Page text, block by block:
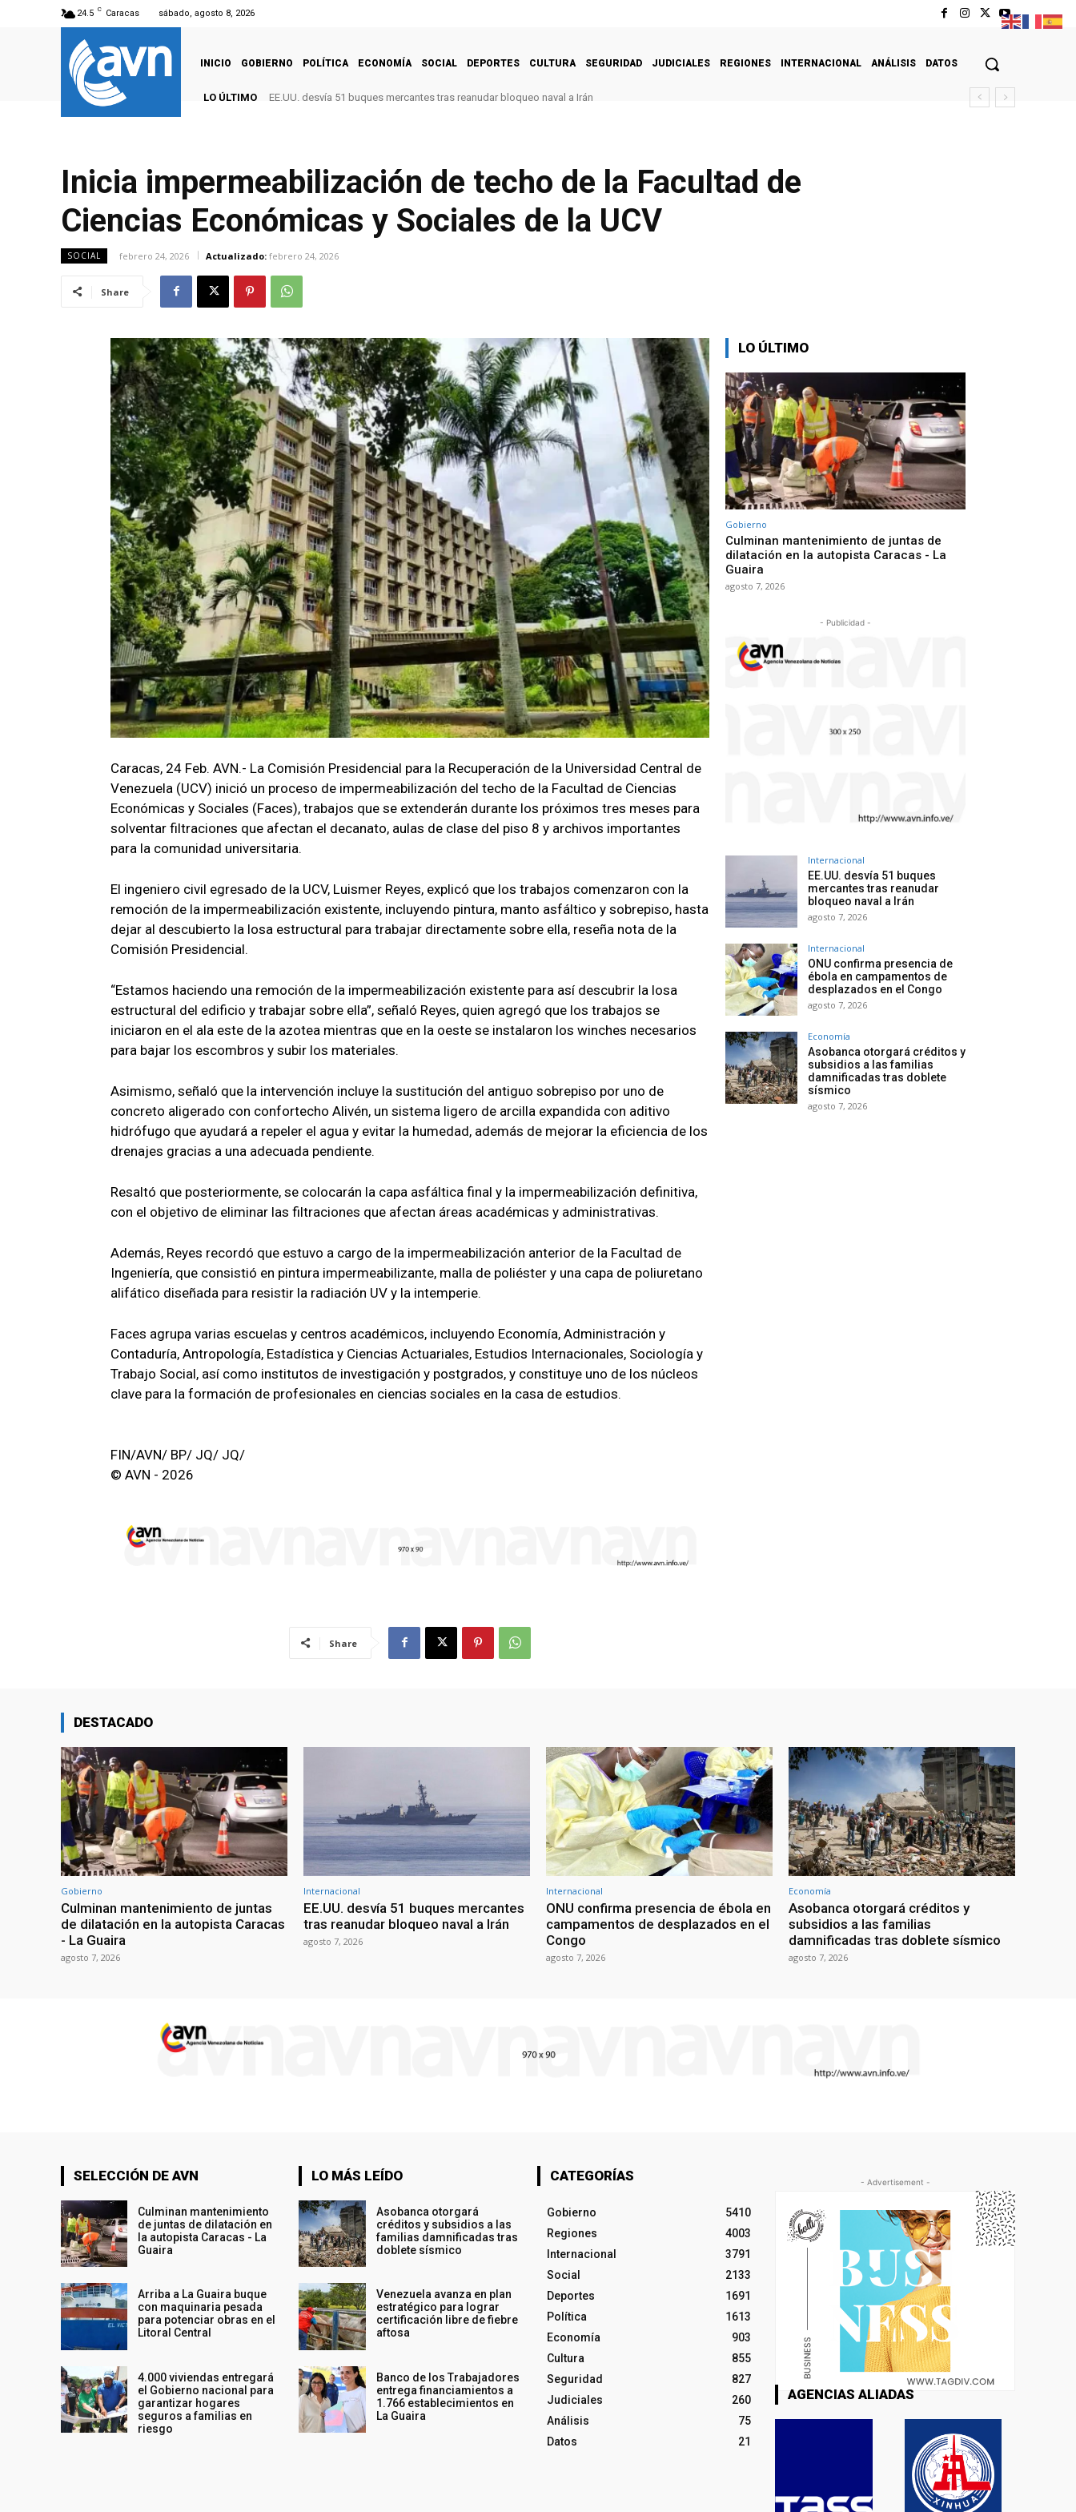
24.5 C Caracas sábado, agosto 8, 2026
INICIO GOBIERNO POLÍTICA ECONOMÍA SOCIAL DEPORTES CULTURA SEGURIDAD JUDICIALES REGIONES INTERNACIONAL ANÁLISIS DATOS
LO ÚLTIMO EE.UU. desvía 51 buques mercantes tras reanudar bloqueo naval a Irán
Inicia impermeabilización de techo de la Facultad de
Ciencias Económicas y Sociales de la UCV
SOCIAL febrero 24, 2026 Actualizado: febrero 24, 2026
Share
Caracas, 24 Feb. AVN.- La Comisión Presidencial para la Recuperación de la Universidad Central de
Venezuela (UCV) inició un proceso de impermeabilización del techo de la Facultad de Ciencias
Económicas y Sociales (Faces), trabajos que se extenderán durante los próximos tres meses para
solventar filtraciones que afectan el decanato, aulas de clase del piso 8 y archivos importantes
para la comunidad universitaria.
El ingeniero civil egresado de la UCV, Luismer Reyes, explicó que los trabajos comenzaron con la
remoción de la impermeabilización existente, incluyendo pintura, manto asfáltico y sobrepiso, hasta
dejar al descubierto la losa estructural para trabajar directamente sobre ella, reseña nota de la
Comisión Presidencial.
“Estamos haciendo una remoción de la impermeabilización existente para así descubrir la losa
estructural del edificio y trabajar sobre ella”, señaló Reyes, quien agregó que los trabajos se
iniciaron en el ala este de la azotea mientras que en la oeste se instalaron los winches necesarios
para bajar los escombros y subir los materiales.
Asimismo, señaló que la intervención incluye la sustitución del antiguo sobrepiso por uno de
concreto aligerado con confortecho Alivén, un sistema ligero de arcilla expandida con aditivo
hidrófugo que ayudará a repeler el agua y evitar la humedad, además de mejorar la eficiencia de los
drenajes gracias a una adecuada pendiente.
Resaltó que posteriormente, se colocarán la capa asfáltica final y la impermeabilización definitiva,
con el objetivo de eliminar las filtraciones que afectan áreas académicas y administrativas.
Además, Reyes recordó que estuvo a cargo de la impermeabilización anterior de la Facultad de
Ingeniería, que consistió en pintura impermeabilizante, malla de poliéster y una capa de poliuretano
alifático diseñada para resistir la radiación UV y la intemperie.
Faces agrupa varias escuelas y centros académicos, incluyendo Economía, Administración y
Contaduría, Antropología, Estadística y Ciencias Actuariales, Estudios Internacionales, Sociología y
Trabajo Social, así como institutos de investigación y postgrados, y constituye uno de los núcleos
clave para la formación de profesionales en ciencias sociales en la casa de estudios.
FIN/AVN/ BP/ JQ/ JQ/
© AVN - 2026
Share
LO ÚLTIMO
Gobierno
Culminan mantenimiento de juntas de
dilatación en la autopista Caracas - La
Guaira
agosto 7, 2026
- Publicidad -
Internacional
EE.UU. desvía 51 buques
mercantes tras reanudar
bloqueo naval a Irán
agosto 7, 2026
Internacional
ONU confirma presencia de
ébola en campamentos de
desplazados en el Congo
agosto 7, 2026
Economía
Asobanca otorgará créditos y
subsidios a las familias
damnificadas tras doblete
sísmico
agosto 7, 2026
DESTACADO
Gobierno
Culminan mantenimiento de juntas
de dilatación en la autopista Caracas
- La Guaira
agosto 7, 2026
Internacional
EE.UU. desvía 51 buques mercantes
tras reanudar bloqueo naval a Irán
agosto 7, 2026
Internacional
ONU confirma presencia de ébola en
campamentos de desplazados en el
Congo
agosto 7, 2026
Economía
Asobanca otorgará créditos y
subsidios a las familias
damnificadas tras doblete sísmico
agosto 7, 2026
SELECCIÓN DE AVN
Culminan mantenimiento
de juntas de dilatación en
la autopista Caracas - La
Guaira
Arriba a La Guaira buque
con maquinaria pesada
para potenciar obras en el
Litoral Central
4.000 viviendas entregará
el Gobierno nacional para
garantizar hogares
seguros a familias en
riesgo
LO MÁS LEÍDO
Asobanca otorgará
créditos y subsidios a las
familias damnificadas tras
doblete sísmico
Venezuela avanza en plan
estratégico para lograr
certificación libre de fiebre
aftosa
Banco de los Trabajadores
entrega financiamientos a
1.766 establecimientos en
La Guaira
CATEGORÍAS
Gobierno
5410
Regiones
4003
Internacional
3791
Social
2133
Deportes
1691
Política
1613
Economía
903
Cultura
855
Seguridad
827
Judiciales
260
Análisis
75
Datos
21
- Advertisement -
AGENCIAS ALIADAS